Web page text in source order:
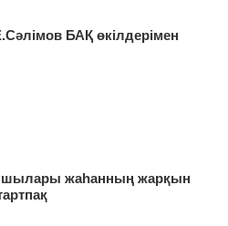
БАҚ өкілдерімен
жаһанның жарқын